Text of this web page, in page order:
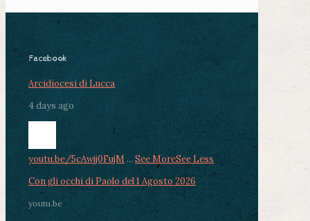
Facebook
Arcidiocesi di Lucca
4 days ago
youtu.be/5cAwjj0FujM ... See MoreSee Less
Con gli occhi di Paolo del 1 Agosto 2026
youtu.be